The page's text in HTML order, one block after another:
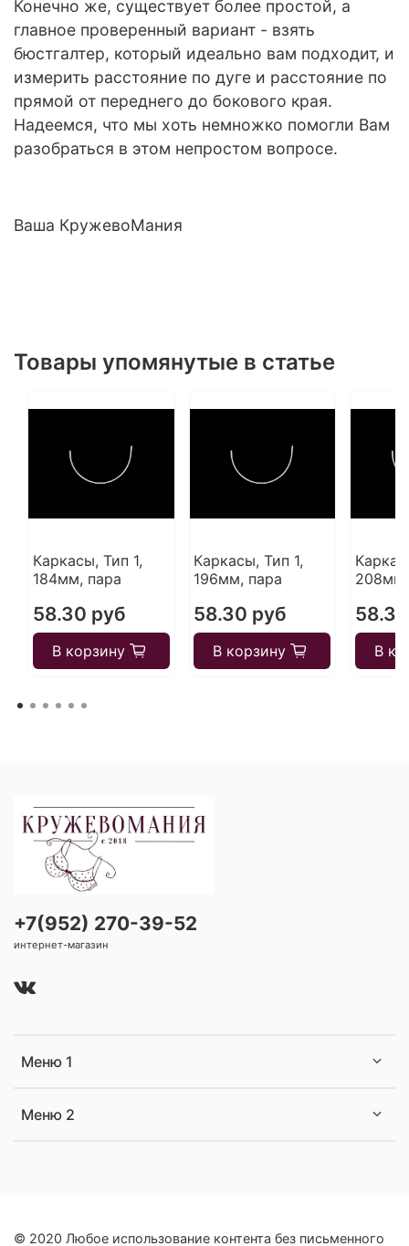
Конечно же, существует более простой, а
главное проверенный вариант - взять
бюстгалтер, который идеально вам подходит, и
измерить расстояние по дуге и расстояние по
прямой от переднего до бокового края.
Надеемся, что мы хоть немножко помогли Вам
разобраться в этом непростом вопросе.
Ваша КружевоМания
Товары упомянутые в статье
Каркасы, Тип 1,
184мм, пара
58.30 руб
В корзину
Каркасы, Тип 1,
196мм, пара
58.30 руб
В корзину В
Меню 1
Меню 2
+7(952) 270-39-52
интернет-магазин
© 2020 Любое использование контента без письменного